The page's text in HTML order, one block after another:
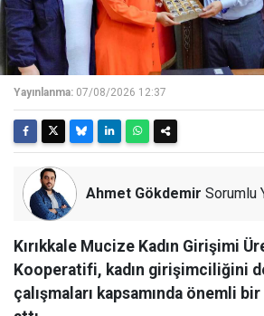
Yayınlanma: 07/08/2026 12:37
Ahmet Gökdemir Sorumlu
Kırıkkale Mucize Kadın Girişimi
Kooperatifi, kadın girişimciliğini
çalışmaları kapsamında önemli